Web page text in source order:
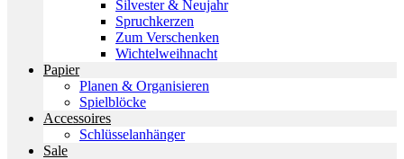
Silvester & Neujahr
Spruchkerzen
Zum Verschenken
Wichtelweihnacht
Papier
Planen & Organisieren
Spielblöcke
Accessoires
Schlüsselanhänger
Sale